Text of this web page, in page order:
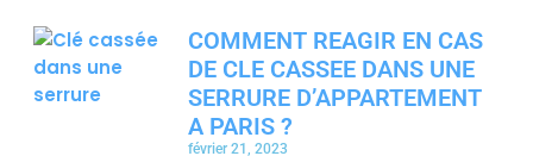
COMMENT REAGIR EN CAS
DE CLE CASSEE DANS UNE
SERRURE D’APPARTEMENT
A PARIS ?
février 21, 2023